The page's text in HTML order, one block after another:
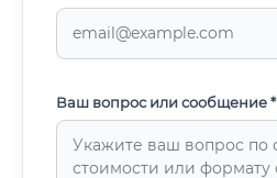
Ваш вопрос или сообщение *